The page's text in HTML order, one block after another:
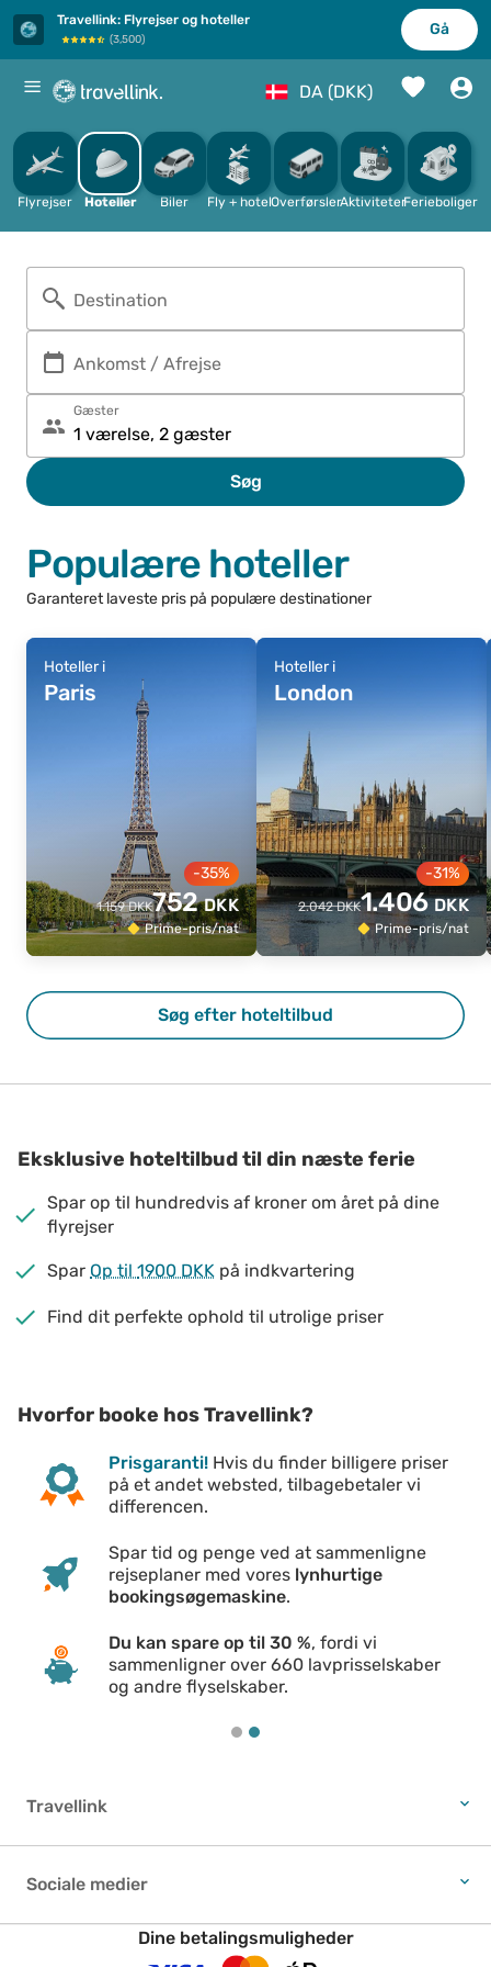
Travellink: Flyrejser og hoteller
(3,500)
Gå
DA (DKK)
%
Flyrejser Hoteller Biler Fly + hotelOverførslerAktiviteterFerieboliger
Destination
Ankomst / Afrejse
Gæster
Søg
Populære hoteller
Garanteret laveste pris på populære destinationer
Hoteller i
Paris
-35%
1.159DKK752DKK
Prime-pris/nat
Hoteller i
London
-31%
2.042DKK1.406DKK
Prime-pris/nat
Søg efter hoteltilbud
Eksklusive hoteltilbud til din næste ferie
Spar op til hundredvis af kroner om året på dine
flyrejser
Spar Op til 1900 DKK på indkvartering
Find dit perfekte ophold til utrolige priser
Hvorfor booke hos Travellink?
Prisgaranti! Hvis du finder billigere priser
på et andet websted, tilbagebetaler vi
differencen.
Spar tid og penge ved at sammenligne
rejseplaner med vores lynhurtige
bookingsøgemaskine.
Du kan spare op til 30 %, fordi vi
sammenligner over 660 lavprisselskaber
og andre flyselskaber.
Travellink
Sociale medier
Hold dig opdateret om de seneste tilbud og rabatter:
Dine betalingsmuligheder